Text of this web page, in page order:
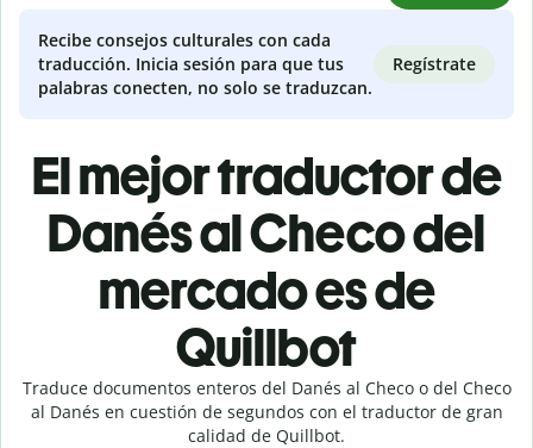
Recibe consejos culturales con cada
traducción. Inicia sesión para que tus
palabras conecten, no solo se traduzcan.
Regístrate
El mejor traductor de
Danés al Checo del
mercado es de
Quillbot
Traduce documentos enteros del Danés al Checo o del Checo
al Danés en cuestión de segundos con el traductor de gran
calidad de Quillbot.